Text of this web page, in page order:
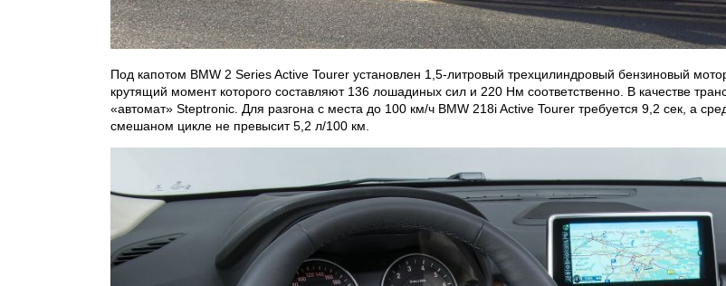
Под капотом BMW 2 Series Active Tourer установлен 1,5-литровый трехцилиндровый бензиновый
крутящий момент которого составляют 136 лошадиных сил и 220 Нм соответственно. В качестве
«автомат» Steptronic. Для разгона с места до 100 км/ч BMW 218i Active Tourer требуется 9,2 сек, а
смешаном цикле не превысит 5,2 л/100 км.